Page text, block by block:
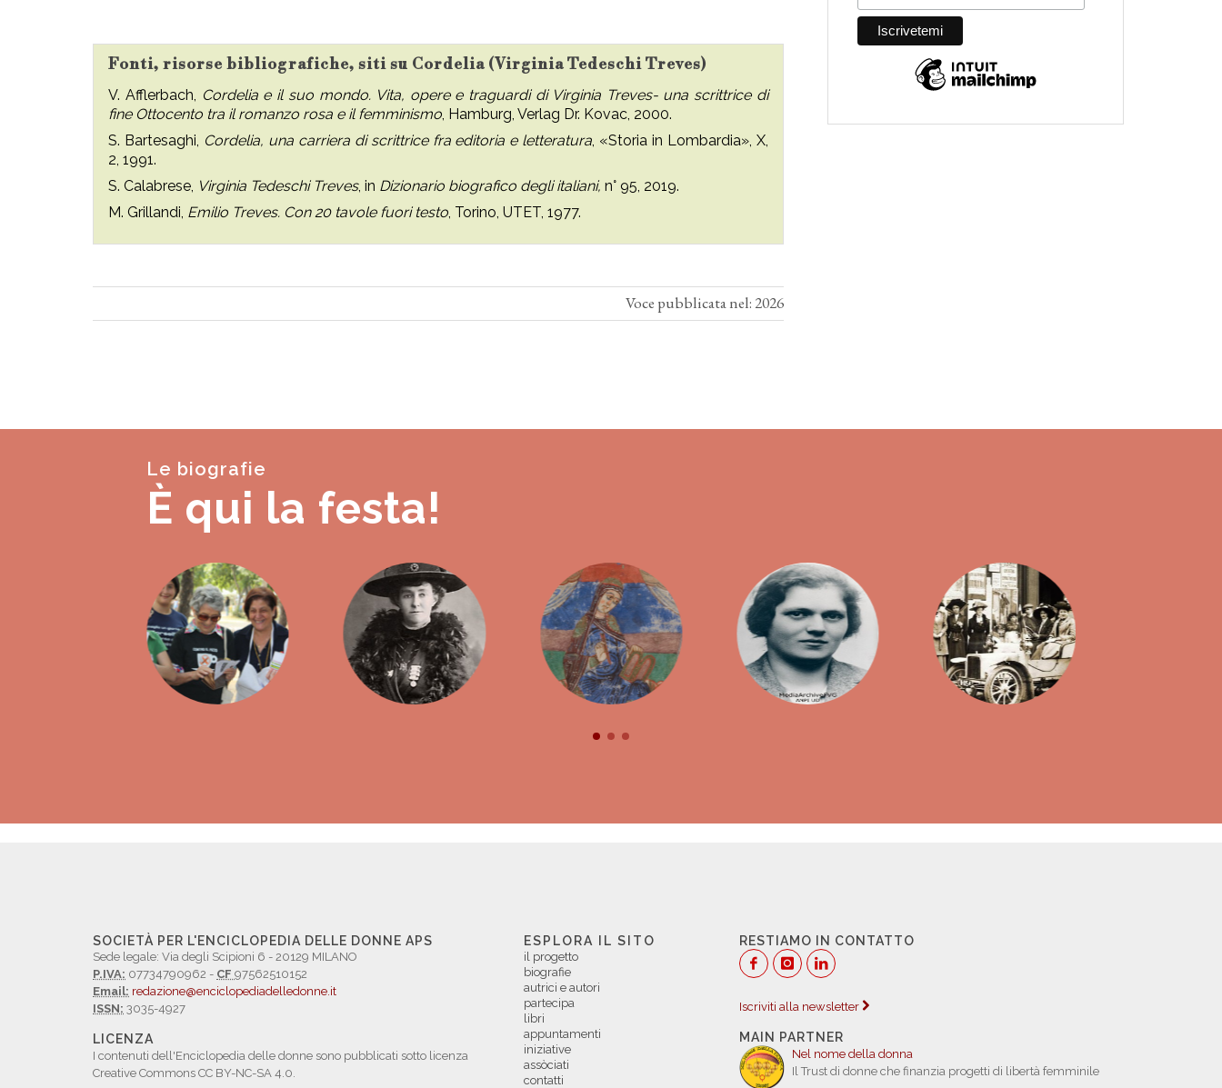
Fonti, risorse bibliografiche, siti su Cordelia (Virginia Tedeschi Treves)
V. Afflerbach, Cordelia e il suo mondo. Vita, opere e traguardi di Virginia Treves- una scrittrice di
fine Ottocento tra il romanzo rosa e il femminismo, Hamburg, Verlag Dr. Kovac, 2000.
S. Bartesaghi, Cordelia, una carriera di scrittrice fra editoria e letteratura, «Storia in Lombardia», X,
2, 1991.
S. Calabrese, Virginia Tedeschi Treves, in Dizionario biografico degli italiani, n° 95, 2019.
M. Grillandi, Emilio Treves. Con 20 tavole fuori testo, Torino, UTET, 1977.
Voce pubblicata nel: 2026
Le biografie
È qui la festa!
SOCIETÀ PER L'ENCICLOPEDIA DELLE DONNE APS
Sede legale: Via degli Scipioni 6 - 20129 MILANO
P.IVA: 07734790962 - CF 97562510152
Email: redazione@enciclopediadelledonne.it
ISSN: 3035-4927
LICENZA
I contenuti dell'Enciclopedia delle donne sono pubblicati sotto licenza
Creative Commons CC BY-NC-SA 4.0.
ESPLORA IL SITO
il progetto
biografie
autrici e autori
partecipa
libri
appuntamenti
iniziative
assòciati
contatti
RESTIAMO IN CONTATTO
Iscriviti alla newsletter
MAIN PARTNER
Nel nome della donna
Il Trust di donne che finanzia progetti di libertà femminile